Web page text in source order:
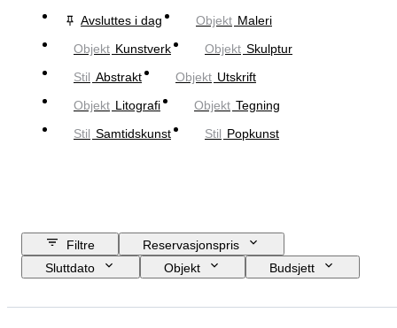
Avsluttes i dag
Objekt Maleri
Objekt Kunstverk Objekt Skulptur
Stil Abstrakt Objekt Utskrift
Objekt Litografi Objekt Tegning
Stil Samtidskunst Stil Popkunst
Filtre
Reservasjonspris
Sluttdato
Objekt
Budsjett